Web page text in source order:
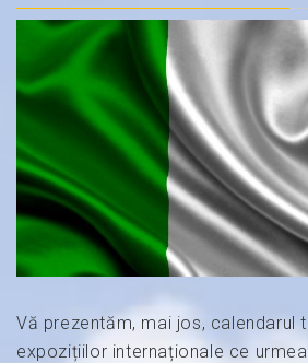
Vă prezentăm, mai jos, calendarul
expozițiilor internaționale ce